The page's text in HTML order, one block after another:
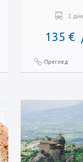
2
135 €
Преглед